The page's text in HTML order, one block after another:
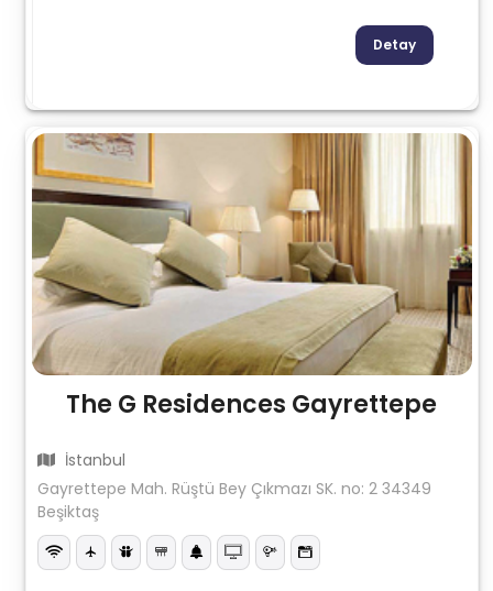
Detay
The G Residences Gayrettepe
İstanbul
Gayrettepe Mah. Rüştü Bey Çıkmazı SK. no: 2 34349
Beşiktaş